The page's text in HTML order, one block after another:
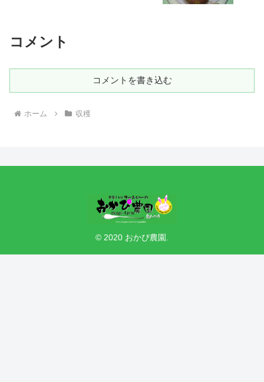
コメント
コメントを書き込む
ホーム 収穫
© 2020 おかぴ農園.